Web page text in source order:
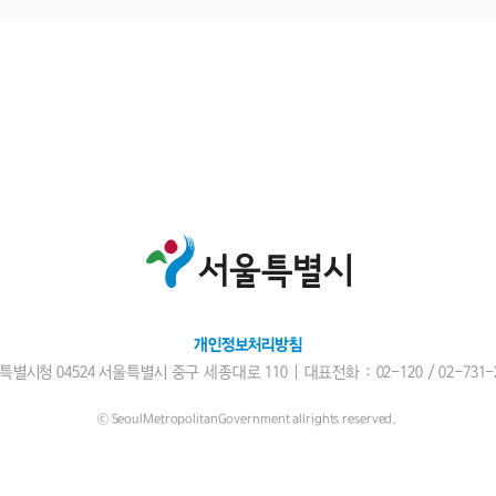
개인정보처리방침
별시청 04524 서울특별시 중구 세종대로 110 | 대표전화 : 02-120 /02-731-
ⓒ SeoulMetropolitanGovernment allrights reserved.